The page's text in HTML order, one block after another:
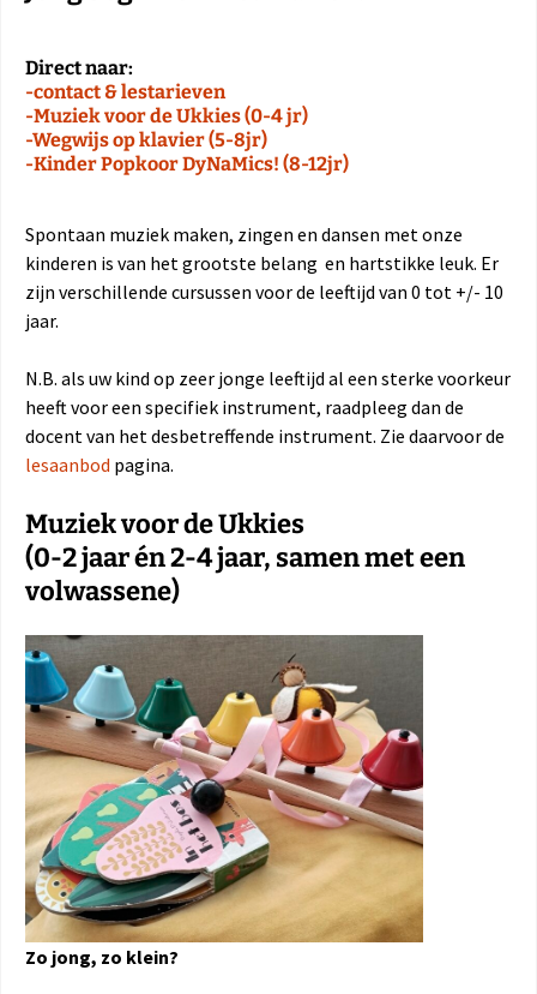
Direct naar:
-contact & lestarieven
-Muziek voor de Ukkies (0-4 jr)
-Wegwijs op klavier (5-8jr)
-Kinder Popkoor DyNaMics! (8-12jr)
Spontaan muziek maken, zingen en dansen met onze
kinderen is van het grootste belang en hartstikke leuk. Er
zijn verschillende cursussen voor de leeftijd van 0 tot +/- 10
jaar.
N.B. als uw kind op zeer jonge leeftijd al een sterke voorkeur
heeft voor een specifiek instrument, raadpleeg dan de
docent van het desbetreffende instrument. Zie daarvoor de
lesaanbod pagina.
Muziek voor de Ukkies
(0-2 jaar én 2-4 jaar, samen met een
volwassene)
Zo jong, zo klein?